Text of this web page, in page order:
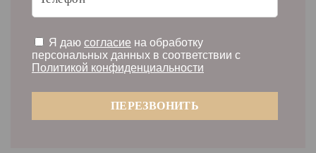
Я даю согласие на обработку
персональных данных в соответствии с
Политикой конфиденциальности
ПЕРЕЗВОНИТЬ